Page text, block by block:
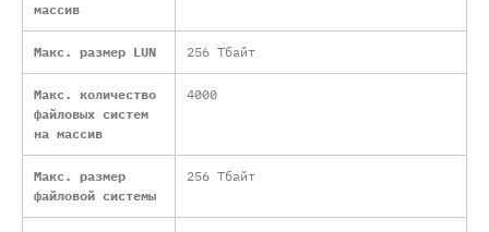
массив
Макс. размер LUN 256 Тбайт
Макс. количество
файловых систем
на массив
4000
Макс. размер
файловой системы
256 Тбайт